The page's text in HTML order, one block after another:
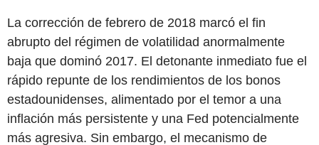
La corrección de febrero de 2018 marcó el fin
abrupto del régimen de volatilidad anormalmente
baja que dominó 2017. El detonante inmediato fue el
rápido repunte de los rendimientos de los bonos
estadounidenses, alimentado por el temor a una
inflación más persistente y una Fed potencialmente
más agresiva. Sin embargo, el mecanismo de